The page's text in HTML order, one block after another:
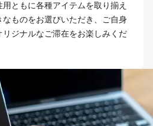
ともに各種アイテムを取り揃え
ものをお選びいただき、ご自身
ジナルなご滞在をお楽しみくだ